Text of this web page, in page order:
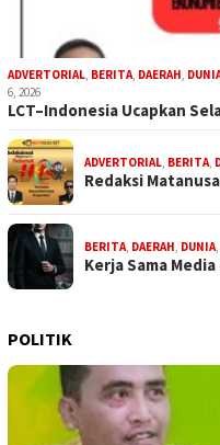
ADVERTORIAL, BERITA, DAERAH,
6, 2026
LCT–Indonesia Ucapkan
ADVERTORIAL, BERITA,
Redaksi
BERITA, DAERAH, DUNIA,
Kerja Sama
POLITIK